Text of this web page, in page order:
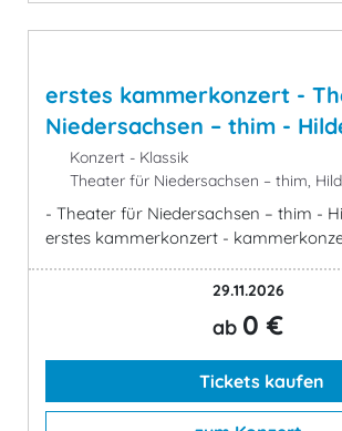
erstes kammerkonzert -
Niedersachsen – thim -
Konzert - Klassik
Theater für Niedersachsen – thim,
- Theater für Niedersachsen – thim -
erstes kammerkonzert -
29.11.2026
ab 0 €
Tickets kaufen